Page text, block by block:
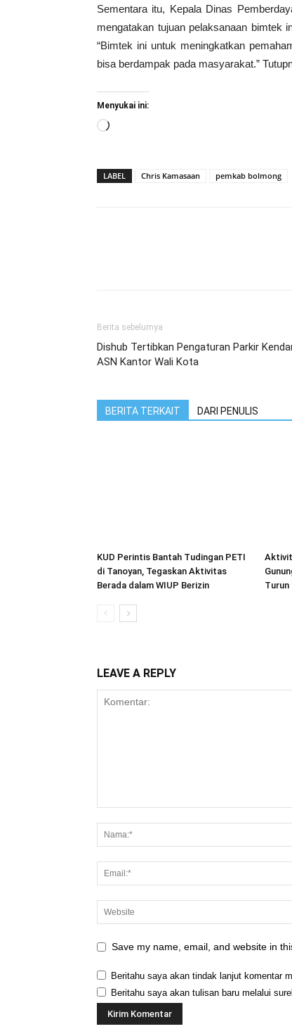
Sementara itu, Kepala Dinas
mengatakan tujuan pelaksanaan bimtek
“Bimtek ini untuk meningkatkan
bisa berdampak pada masyarakat.”
Menyukai ini:
Memuat...
LABEL Chris Kamasaan pemkab bolmong
Berita sebelumya
Dishub Tertibkan Pengaturan Parkir
ASN Kantor Wali Kota
BERITA TERKAIT DARI PENULIS
KUD Perintis Bantah Tudingan PETI
di Tanoyan, Tegaskan Aktivitas
Berada dalam WIUP Berizin
Turun
LEAVE A REPLY
Save my name, email, and website in
Beritahu saya akan tindak lanjut komentar
Beritahu saya akan tulisan baru melalui surel.